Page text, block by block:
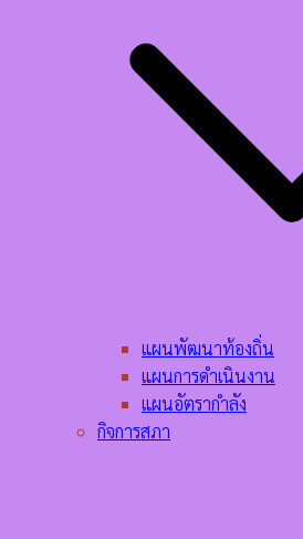
แผนพัฒนาท้องถิ่น
แผนการดำเนินงาน
แผนอัตรากำลัง
กิจการสภา